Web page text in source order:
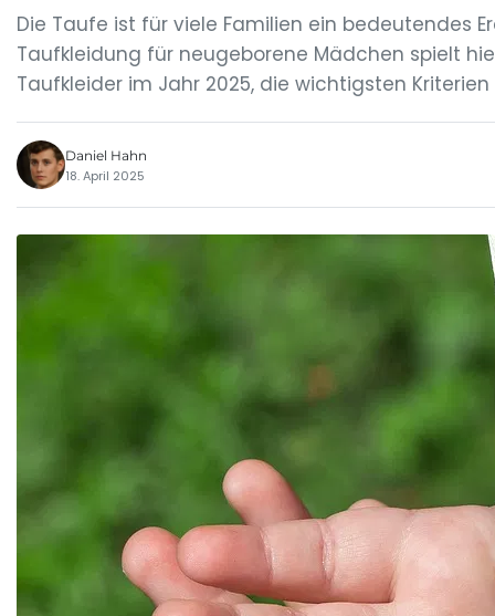
Die Taufe ist für viele Familien ein bedeutendes
Taufkleidung für neugeborene Mädchen spielt
Taufkleider im Jahr 2025, die wichtigsten
Daniel Hahn
18. April 2025